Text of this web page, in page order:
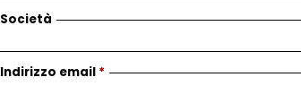
Società
Indirizzo email * R